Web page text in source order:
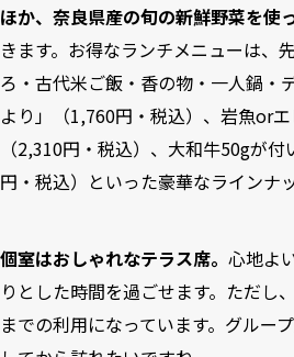
ほか、奈良県産の旬の新鮮野菜を使
きます。お得なランチメニューは、
ろ・古代米ご飯・香の物・一人鍋・
より」（1,760円・税込）、岩魚orエ
（2,310円・税込）、大和牛50gが
円・税込）といった豪華なラインナ
個室はおしゃれなテラス席。 心地よ
りとした時間を過ごせます。ただし
までの利用になっています。グルー